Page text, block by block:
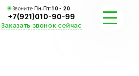
Звоните Пн-Пт:10 - 20
+7(921)010-90-99
Заказать звонок сейчас